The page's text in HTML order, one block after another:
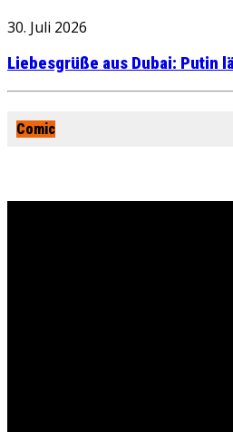
30. Juli 2026
Liebesgrüße aus Dubai: Putin
Comic